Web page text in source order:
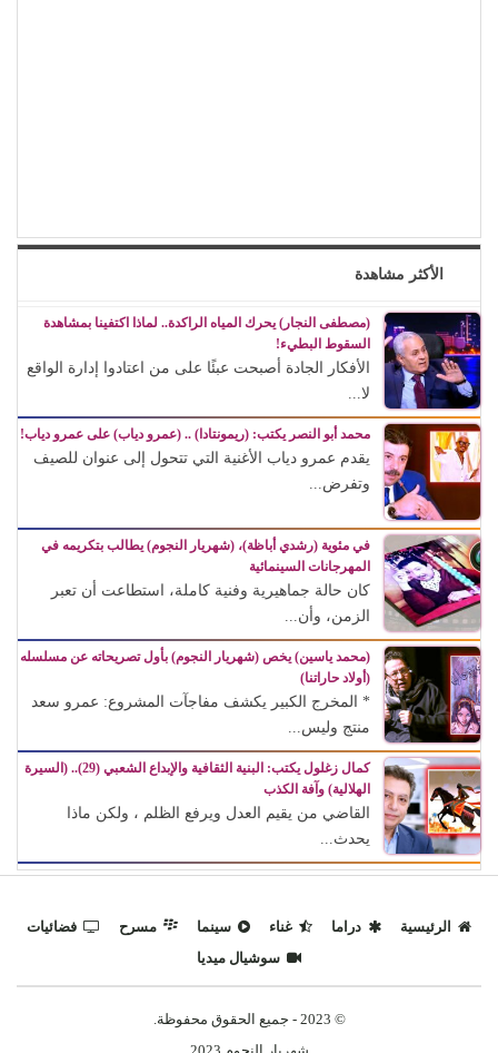
الأكثر مشاهدة
(مصطفى النجار) يحرك المياه الراكدة.. لماذا اكتفينا بمشاهدة
السقوط البطيء!
الأفكار الجادة أصبحت عبئًا على من اعتادوا إدارة الواقع
لا...
محمد أبو النصر يكتب: (ريمونتادا) .. (عمرو دياب) على عمرو دياب!
يقدم عمرو دياب الأغنية التي تتحول إلى عنوان للصيف
وتفرض...
في مئوية (رشدي أباظة)، (شهريار النجوم) يطالب بتكريمه في
المهرجانات السينمائية
كان حالة جماهيرية وفنية كاملة، استطاعت أن تعبر
الزمن، وأن...
(محمد ياسين) يخص (شهريار النجوم) بأول تصريحاته عن مسلسله
(أولاد حاراتنا)
* المخرج الكبير يكشف مفاجآت المشروع: عمرو سعد
منتج وليس...
كمال زغلول يكتب: البنية الثقافية والإبداع الشعبي (29).. (السيرة
الهلالية) وآفة الكذب
القاضي من يقيم العدل ويرفع الظلم ، ولكن ماذا
يحدث...
الرئيسية دراما غناء سينما مسرح
فضائيات
سوشيال ميديا
© 2023 - جميع الحقوق محفوظة.